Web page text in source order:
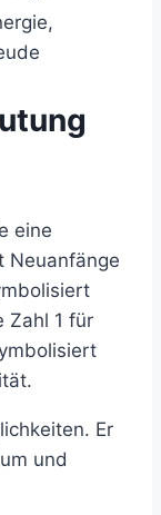
eine
Neuanfänge
Zahl 1 für
Er
und